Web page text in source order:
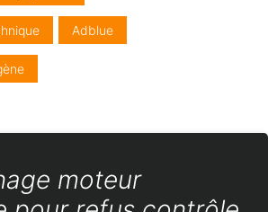
Adblue
moteur